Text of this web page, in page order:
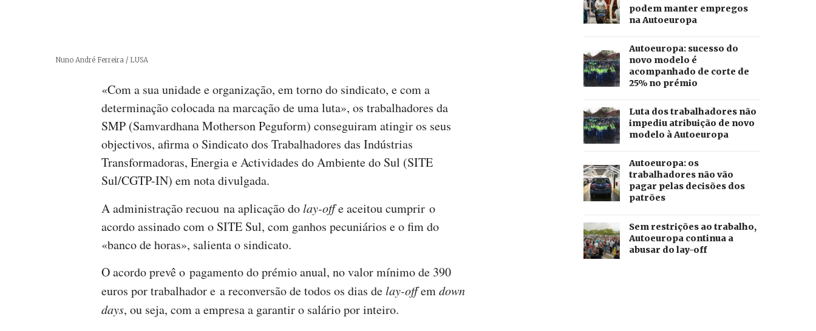
Créditos
Nuno André Ferreira / LUSA
«Com a sua unidade e organização, em torno do sindicato, e com a
determinação colocada na marcação de uma luta», os trabalhadores da
SMP (Samvardhana Motherson Peguform) conseguiram atingir os seus
objectivos, afirma o Sindicato dos Trabalhadores das Indústrias
Transformadoras, Energia e Actividades do Ambiente do Sul (SITE
Sul/CGTP-IN) em nota divulgada.
A administração recuou na aplicação dolay-offe aceitou cumprir o
acordo assinado com o SITE Sul, com ganhos pecuniários e o fim do
«banco de horas», salienta o sindicato.
O acordo prevê o pagamento do prémio anual, no valor mínimo de 390
euros por trabalhador e a reconversão de todos os dias delay-offemdown
days, ou seja, com a empresa a garantir o salário por inteiro.
podem manter empregos
na Autoeuropa
Autoeuropa: sucesso do
novo modelo é
acompanhado de corte de
25% no prémio
Luta dos trabalhadores não
impediu atribuição de novo
modelo à Autoeuropa
Autoeuropa: os
trabalhadores não vão
pagar pelas decisões dos
patrões
Sem restrições ao trabalho,
Autoeuropa continua a
abusar do lay-off